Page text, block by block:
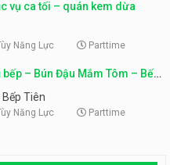
vụ ca tối – quán kem dừa
Năng Lực Parttime
– Bún Đậu Mắm Tôm – Bếp
Tiên
Năng Lực Parttime